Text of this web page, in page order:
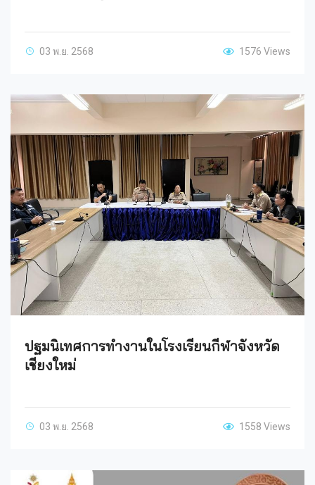
03 พ.ย. 2568 1576 Views
ปฐมนิเทศการทำงานในโรงเรียนกีฬาจังหวัด
เชียงใหม่
03 พ.ย. 2568 1558 Views